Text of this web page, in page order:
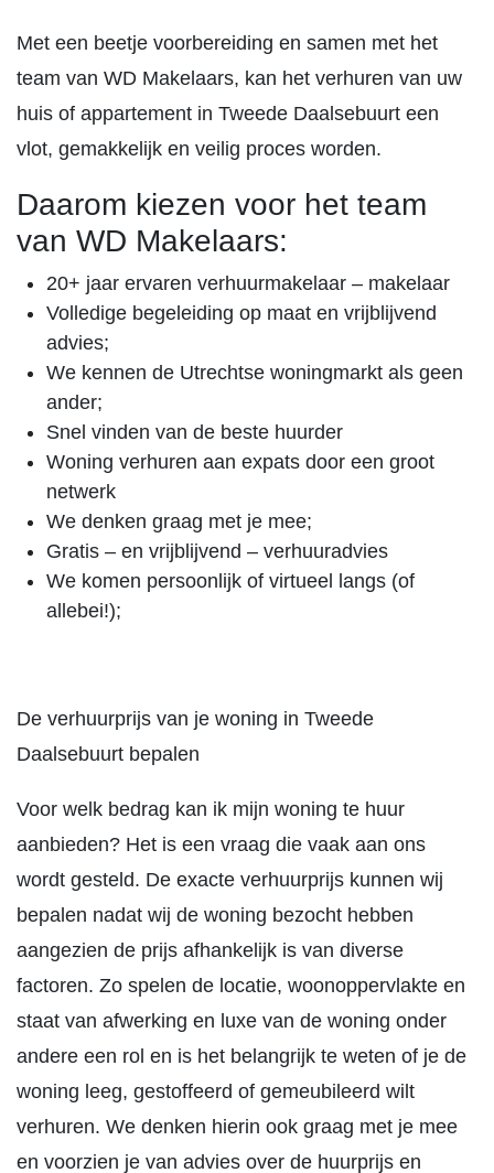
Met een beetje voorbereiding en samen met het
team van WD Makelaars, kan het verhuren van uw
huis of appartement in Tweede Daalsebuurt een
vlot, gemakkelijk en veilig proces worden.
Daarom kiezen voor het team
van WD Makelaars:
20+ jaar ervaren verhuurmakelaar – makelaar
Volledige begeleiding op maat en vrijblijvend
advies;
We kennen de Utrechtse woningmarkt als geen
ander;
Snel vinden van de beste huurder
Woning verhuren aan expats door een groot
netwerk
We denken graag met je mee;
Gratis – en vrijblijvend – verhuuradvies
We komen persoonlijk of virtueel langs (of
allebei!);
De verhuurprijs van je woning in Tweede
Daalsebuurt bepalen
Voor welk bedrag kan ik mijn woning te huur
aanbieden? Het is een vraag die vaak aan ons
wordt gesteld. De exacte verhuurprijs kunnen wij
bepalen nadat wij de woning bezocht hebben
aangezien de prijs afhankelijk is van diverse
factoren. Zo spelen de locatie, woonoppervlakte en
staat van afwerking en luxe van de woning onder
andere een rol en is het belangrijk te weten of je de
woning leeg, gestoffeerd of gemeubileerd wilt
verhuren. We denken hierin ook graag met je mee
en voorzien je van advies over de huurprijs en